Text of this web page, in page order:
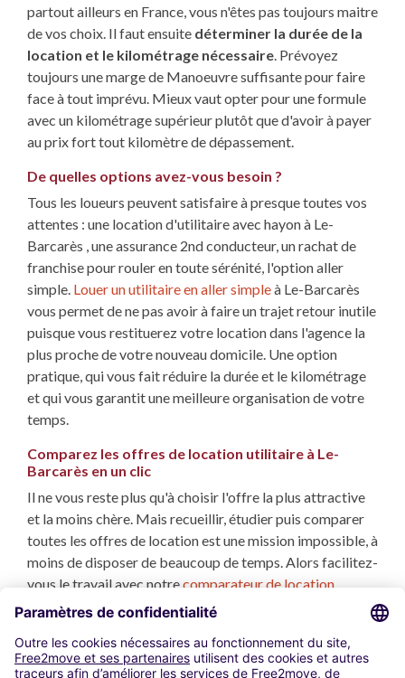
partout ailleurs en France, vous n'êtes pas toujours maitre
de vos choix. Il faut ensuite déterminer la durée de la
location et le kilométrage nécessaire. Prévoyez
toujours une marge de Manoeuvre suffisante pour faire
face à tout imprévu. Mieux vaut opter pour une formule
avec un kilométrage supérieur plutôt que d'avoir à payer
au prix fort tout kilomètre de dépassement.
De quelles options avez-vous besoin ?
Tous les loueurs peuvent satisfaire à presque toutes vos
attentes : une location d'utilitaire avec hayon à Le-
Barcarès , une assurance 2nd conducteur, un rachat de
franchise pour rouler en toute sérénité, l'option aller
simple. Louer un utilitaire en aller simpleà Le-Barcarès
vous permet de ne pas avoir à faire un trajet retour inutile
puisque vous restituerez votre location dans l'agence la
plus proche de votre nouveau domicile. Une option
pratique, qui vous fait réduire la durée et le kilométrage
et qui vous garantit une meilleure organisation de votre
temps.
Comparez les offres de location utilitaire à Le-
Barcarès en un clic
Il ne vous reste plus qu'à choisir l'offre la plus attractive
et la moins chère. Mais recueillir, étudier puis comparer
toutes les offres de location est une mission impossible, à
moins de disposer de beaucoup de temps. Alors facilitez-
vous le travail avec notrecomparateur de location
utilitaire. Nous analysons et comparons toutes les
critères, et en quelques secondes vous disposez des
propositions les plus avantageuses.